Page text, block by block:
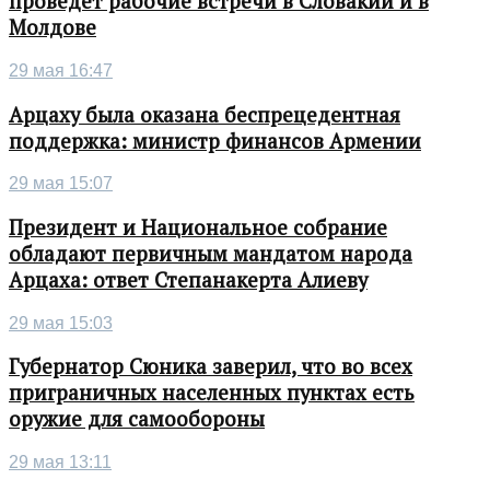
Молдове
29 мая 16:47
Арцаху была оказана беспрецедентная
поддержка: министр финансов Армении
29 мая 15:07
Президент и Национальное собрание
обладают первичным мандатом народа
Арцаха: ответ Степанакерта Алиеву
29 мая 15:03
Губернатор Сюника заверил, что во всех
приграничных населенных пунктах есть
оружие для самообороны
29 мая 13:11